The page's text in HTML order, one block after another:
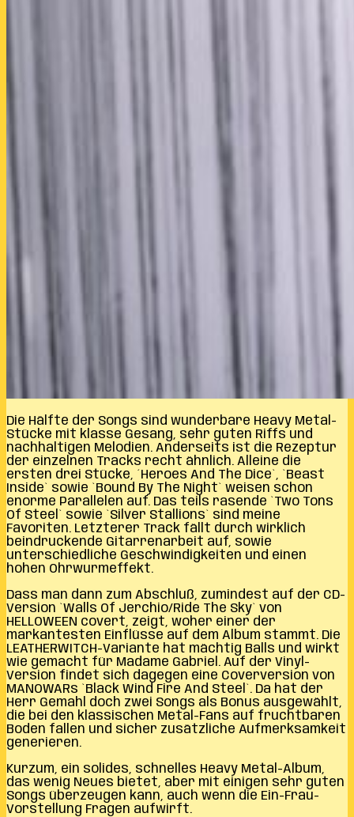
Die Hälfte der Songs sind wunderbare Heavy Metal-
Stücke mit klasse Gesang, sehr guten Riffs und
nachhaltigen Melodien. Anderseits ist die Rezeptur
der einzelnen Tracks recht ähnlich. Alleine die
ersten drei Stücke, ´Heroes And The Dice`, `Beast
Inside` sowie `Bound By The Night` weisen schon
enorme Parallelen auf. Das teils rasende `Two Tons
Of Steel` sowie `Silver Stallions` sind meine
Favoriten. Letzterer Track fällt durch wirklich
beindruckende Gitarrenarbeit auf, sowie
unterschiedliche Geschwindigkeiten und einen
hohen Ohrwurmeffekt.
Dass man dann zum Abschluß, zumindest auf der CD-
Version `Walls Of Jerchio/Ride The Sky` von
HELLOWEEN covert, zeigt, woher einer der
markantesten Einflüsse auf dem Album stammt. Die
LEATHERWITCH-Variante hat mächtig Balls und wirkt
wie gemacht für Madame Gabriel. Auf der Vinyl-
Version findet sich dagegen eine Coverversion von
MANOWARs `Black Wind Fire And Steel`. Da hat der
Herr Gemahl doch zwei Songs als Bonus ausgewählt,
die bei den klassischen Metal-Fans auf fruchtbaren
Boden fallen und sicher zusätzliche Aufmerksamkeit
generieren.
Kurzum, ein solides, schnelles Heavy Metal-Album,
das wenig Neues bietet, aber mit einigen sehr guten
Songs überzeugen kann, auch wenn die Ein-Frau-
Vorstellung Fragen aufwirft.